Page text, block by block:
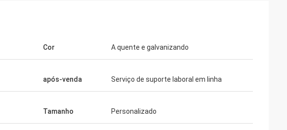
Cor A quente e galvanizando
após-venda Serviço de suporte laboral em linha
Tamanho Personalizado